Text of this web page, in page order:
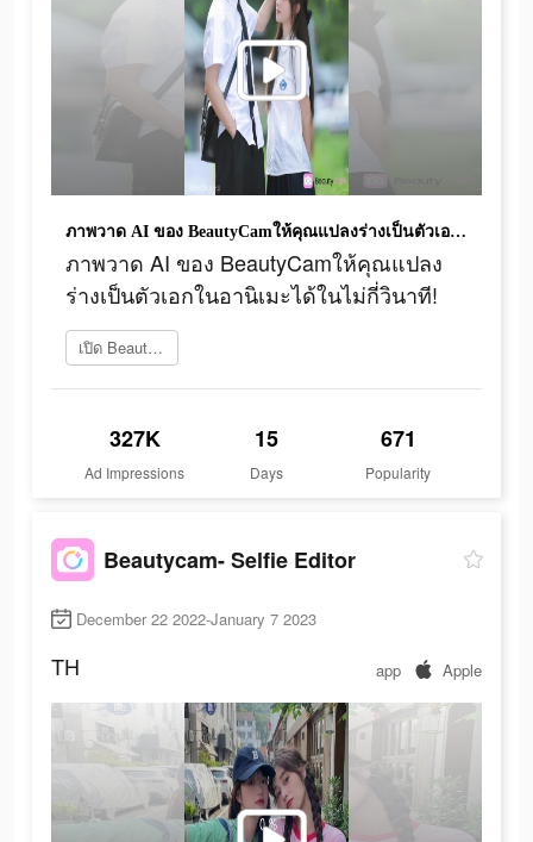
ภาพวาด AI ของ BeautyCamให้คุณแปลงร่างเป็นตัวเอกในอานิเมะได้ในไม่กี่วินาที!
ภาพวาด AI ของ BeautyCamให้คุณแปลง
ร่างเป็นตัวเอกในอานิเมะได้ในไม่กี่วินาที!
เปิด Beautycam
327K
Ad Impressions
15
Days
671
Popularity
Beautycam- Selfie Editor
December 22 2022-January 7 2023
TH app Apple